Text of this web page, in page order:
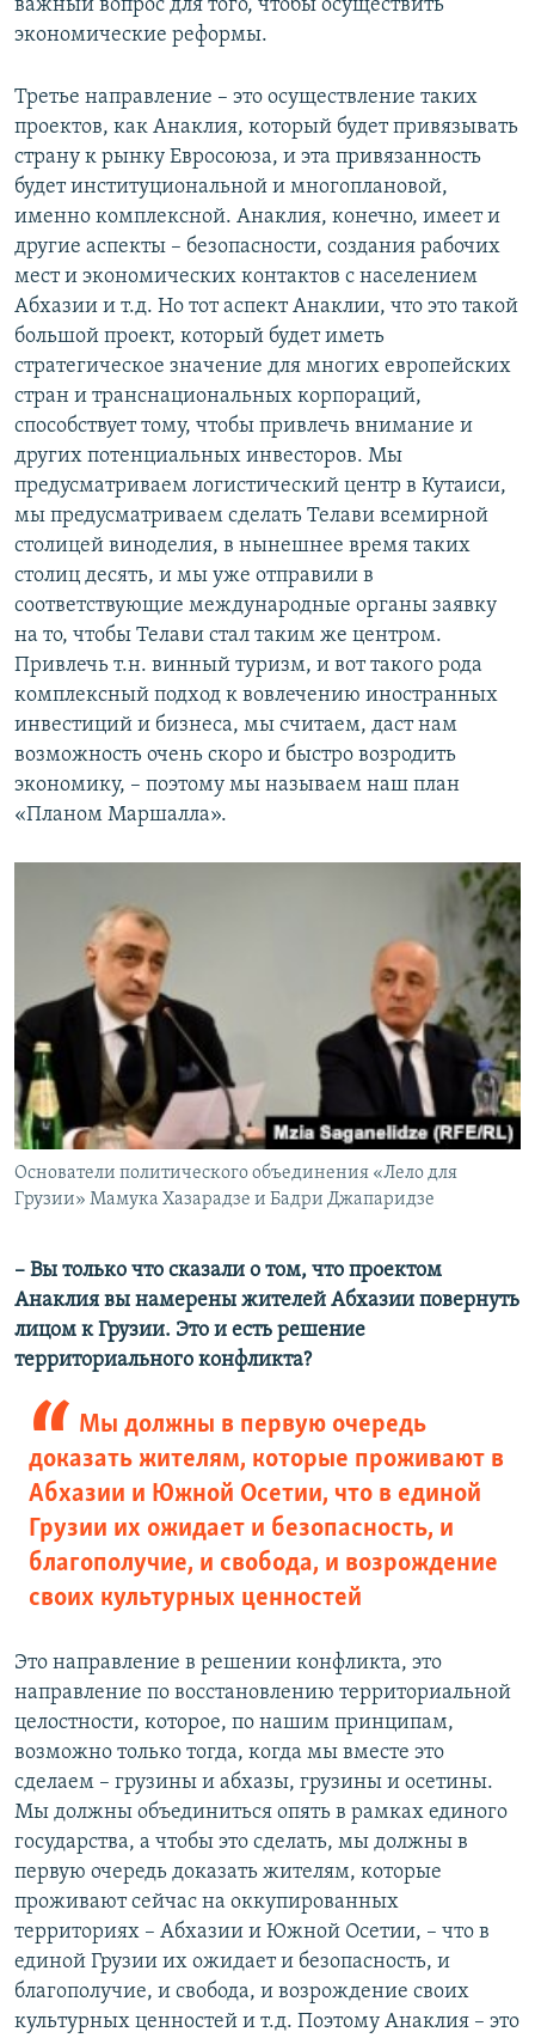
важный вопрос для того, чтобы осуществить
экономические реформы.
Третье направление – это осуществление таких
проектов, как Анаклия, который будет привязывать
страну к рынку Евросоюза, и эта привязанность
будет институциональной и многоплановой,
именно комплексной. Анаклия, конечно, имеет и
другие аспекты – безопасности, создания рабочих
мест и экономических контактов с населением
Абхазии и т.д. Но тот аспект Анаклии, что это такой
большой проект, который будет иметь
стратегическое значение для многих европейских
стран и транснациональных корпораций,
способствует тому, чтобы привлечь внимание и
других потенциальных инвесторов. Мы
предусматриваем логистический центр в Кутаиси,
мы предусматриваем сделать Телави всемирной
столицей виноделия, в нынешнее время таких
столиц десять, и мы уже отправили в
соответствующие международные органы заявку
на то, чтобы Телави стал таким же центром.
Привлечь т.н. винный туризм, и вот такого рода
комплексный подход к вовлечению иностранных
инвестиций и бизнеса, мы считаем, даст нам
возможность очень скоро и быстро возродить
экономику, – поэтому мы называем наш план
«Планом Маршалла».
Основатели политического объединения «Лело для
Грузии» Мамука Хазарадзе и Бадри Джапаридзе
– Вы только что сказали о том, что проектом
Анаклия вы намерены жителей Абхазии повернуть
лицом к Грузии. Это и есть решение
территориального конфликта?
Мы должны в первую очередь
доказать жителям, которые проживают в
Абхазии и Южной Осетии, что в единой
Грузии их ожидает и безопасность, и
благополучие, и свобода, и возрождение
своих культурных ценностей
Это направление в решении конфликта, это
направление по восстановлению территориальной
целостности, которое, по нашим принципам,
возможно только тогда, когда мы вместе это
сделаем – грузины и абхазы, грузины и осетины.
Мы должны объединиться опять в рамках единого
государства, а чтобы это сделать, мы должны в
первую очередь доказать жителям, которые
проживают сейчас на оккупированных
территориях – Абхазии и Южной Осетии, – что в
единой Грузии их ожидает и безопасность, и
благополучие, и свобода, и возрождение своих
культурных ценностей и т.д. Поэтому Анаклия – это